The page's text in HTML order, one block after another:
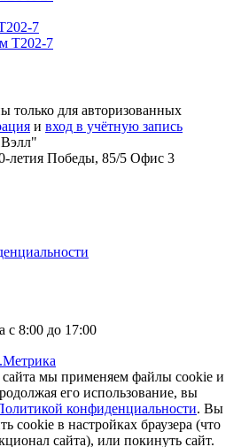
7
только для авторизованных
и вход в учётную запись
летия Победы, 85/5 Офис 3
с 8:00 до 17:00
мы применяем файлы cookie и
его использование, вы
конфиденциальности. Вы
cookie в настройках браузера (что
сайта), или покинуть сайт.